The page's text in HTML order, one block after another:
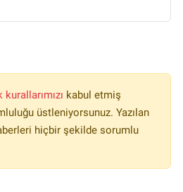
kabul etmiş
üstleniyorsunuz. Yazılan
hiçbir şekilde sorumlu